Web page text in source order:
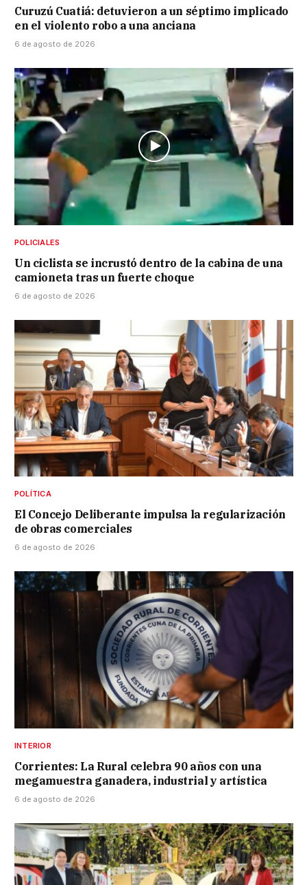
Curuzú Cuatiá: detuvieron a un séptimo implicado
en el violento robo a una anciana
6 de agosto de 2026
POLICIALES
Un ciclista se incrustó dentro de la cabina de una
camioneta tras un fuerte choque
6 de agosto de 2026
POLÍTICA
El Concejo Deliberante impulsa la regularización
de obras comerciales
6 de agosto de 2026
INTERIOR
Corrientes: La Rural celebra 90 años con una
megamuestra ganadera, industrial y artística
6 de agosto de 2026